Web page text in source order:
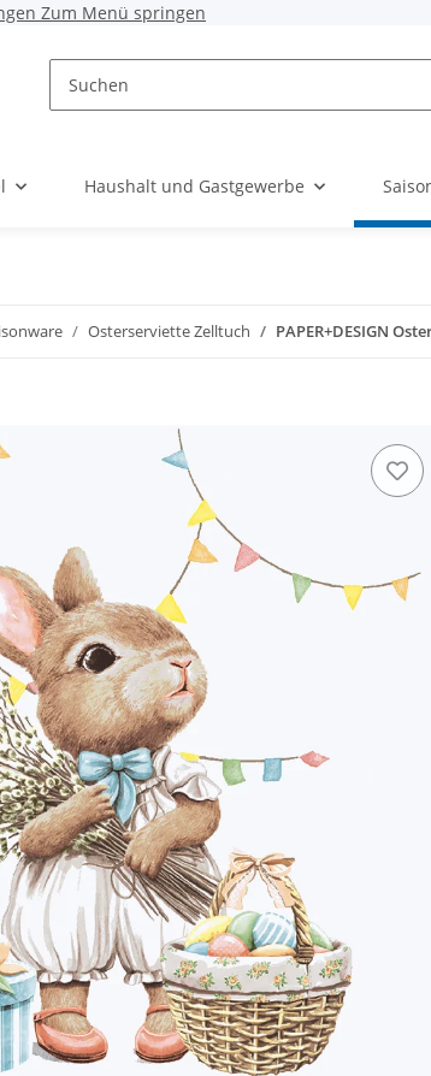
Zum Menü springen
Haushalt und Gastgewerbe
Osterserviette Zelltuch PAPER+DESIGN